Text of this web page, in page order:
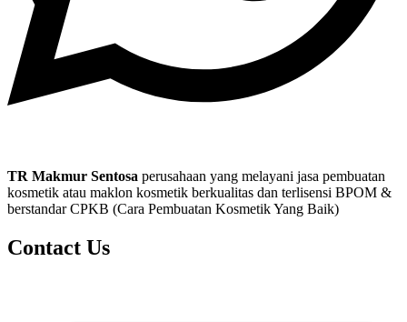
TR Makmur Sentosa perusahaan yang melayani jasa pembuatan
kosmetik atau maklon kosmetik berkualitas dan terlisensi BPOM &
berstandar CPKB (Cara Pembuatan Kosmetik Yang Baik)
Contact Us